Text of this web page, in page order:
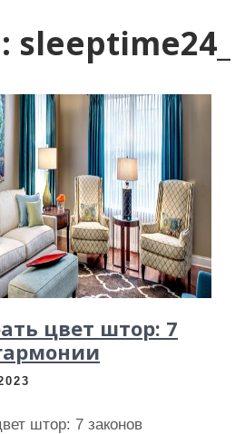
sleeptime24_
цвет штор: 7
штор: 7 законов